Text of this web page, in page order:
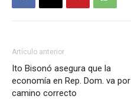
Artículo anterior
Ito Bisonó asegura que la
economía en Rep. Dom. va por
camino correcto